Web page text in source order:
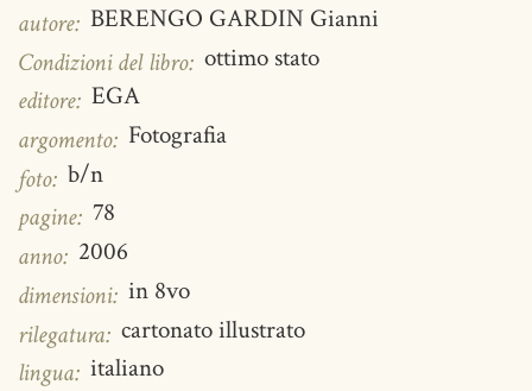
autore: BERENGO GARDIN Gianni
Condizioni del libro: ottimo stato
editore: EGA
argomento: Fotografia
foto: b/n
pagine: 78
anno: 2006
dimensioni: in 8vo
rilegatura: cartonato illustrato
lingua: italiano